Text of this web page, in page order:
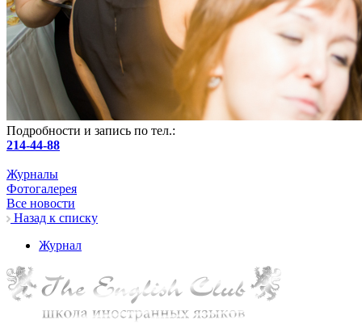
Подробности и запись по тел.:
214-44-88
Журналы
Фотогалерея
Все новости
Назад к списку
Журнал